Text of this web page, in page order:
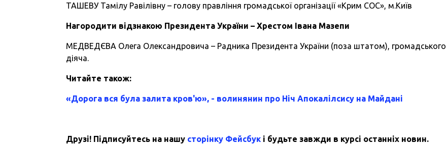
ТАШЕВУ Тамілу Равілівну – голову правління громадської організації «Крим СОС», м.Київ
Нагородити відзнакою Президента України– Хрестом Івана Мазепи
МЕДВЕДЄВА Олега Олександровича – Радника Президента України (поза штатом), громадського
діяча.
Читайте також:
«Дорога вся була залита кров'ю», - волинянин про Ніч Апокалілсису на Майдані
Друзі! Підписуйтесь на нашу сторінку Фейсбук і будьте завжди в курсі останніх новин.